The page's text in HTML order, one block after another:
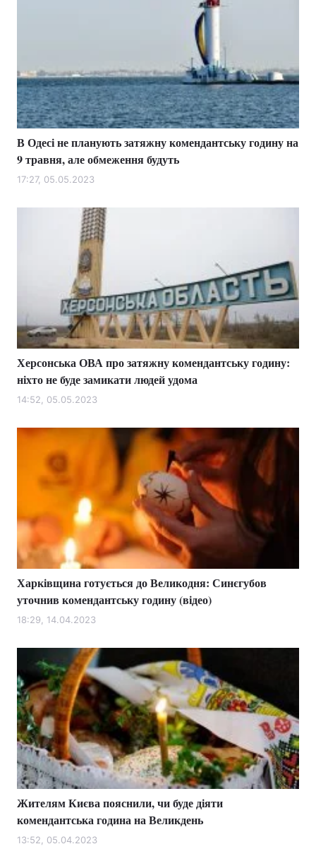
В Одесі не планують затяжну комендантську годину на
9 травня, але обмеження будуть
17:27, 05.05.2023
Херсонська ОВА про затяжну комендантську годину:
ніхто не буде замикати людей удома
14:52, 05.05.2023
Харківщина готується до Великодня: Синєгубов
уточнив комендантську годину (відео)
18:29, 14.04.2023
Жителям Києва пояснили, чи буде діяти
комендантська година на Великдень
13:52, 05.04.2023